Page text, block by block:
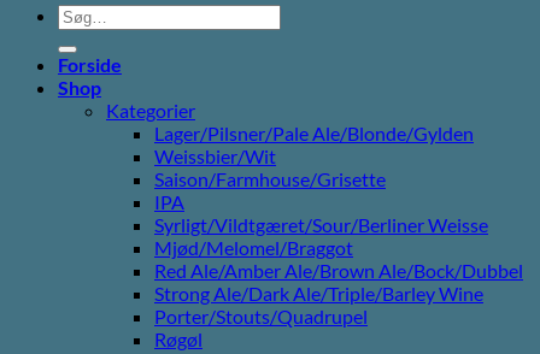
Søg
efter:
Forside
Shop
Kategorier
Lager/Pilsner/Pale Ale/Blonde/Gylden
Weissbier/Wit
Saison/Farmhouse/Grisette
IPA
Syrligt/Vildtgæret/Sour/Berliner Weisse
Mjød/Melomel/Braggot
Red Ale/Amber Ale/Brown Ale/Bock/Dubbel
Strong Ale/Dark Ale/Triple/Barley Wine
Porter/Stouts/Quadrupel
Røgøl